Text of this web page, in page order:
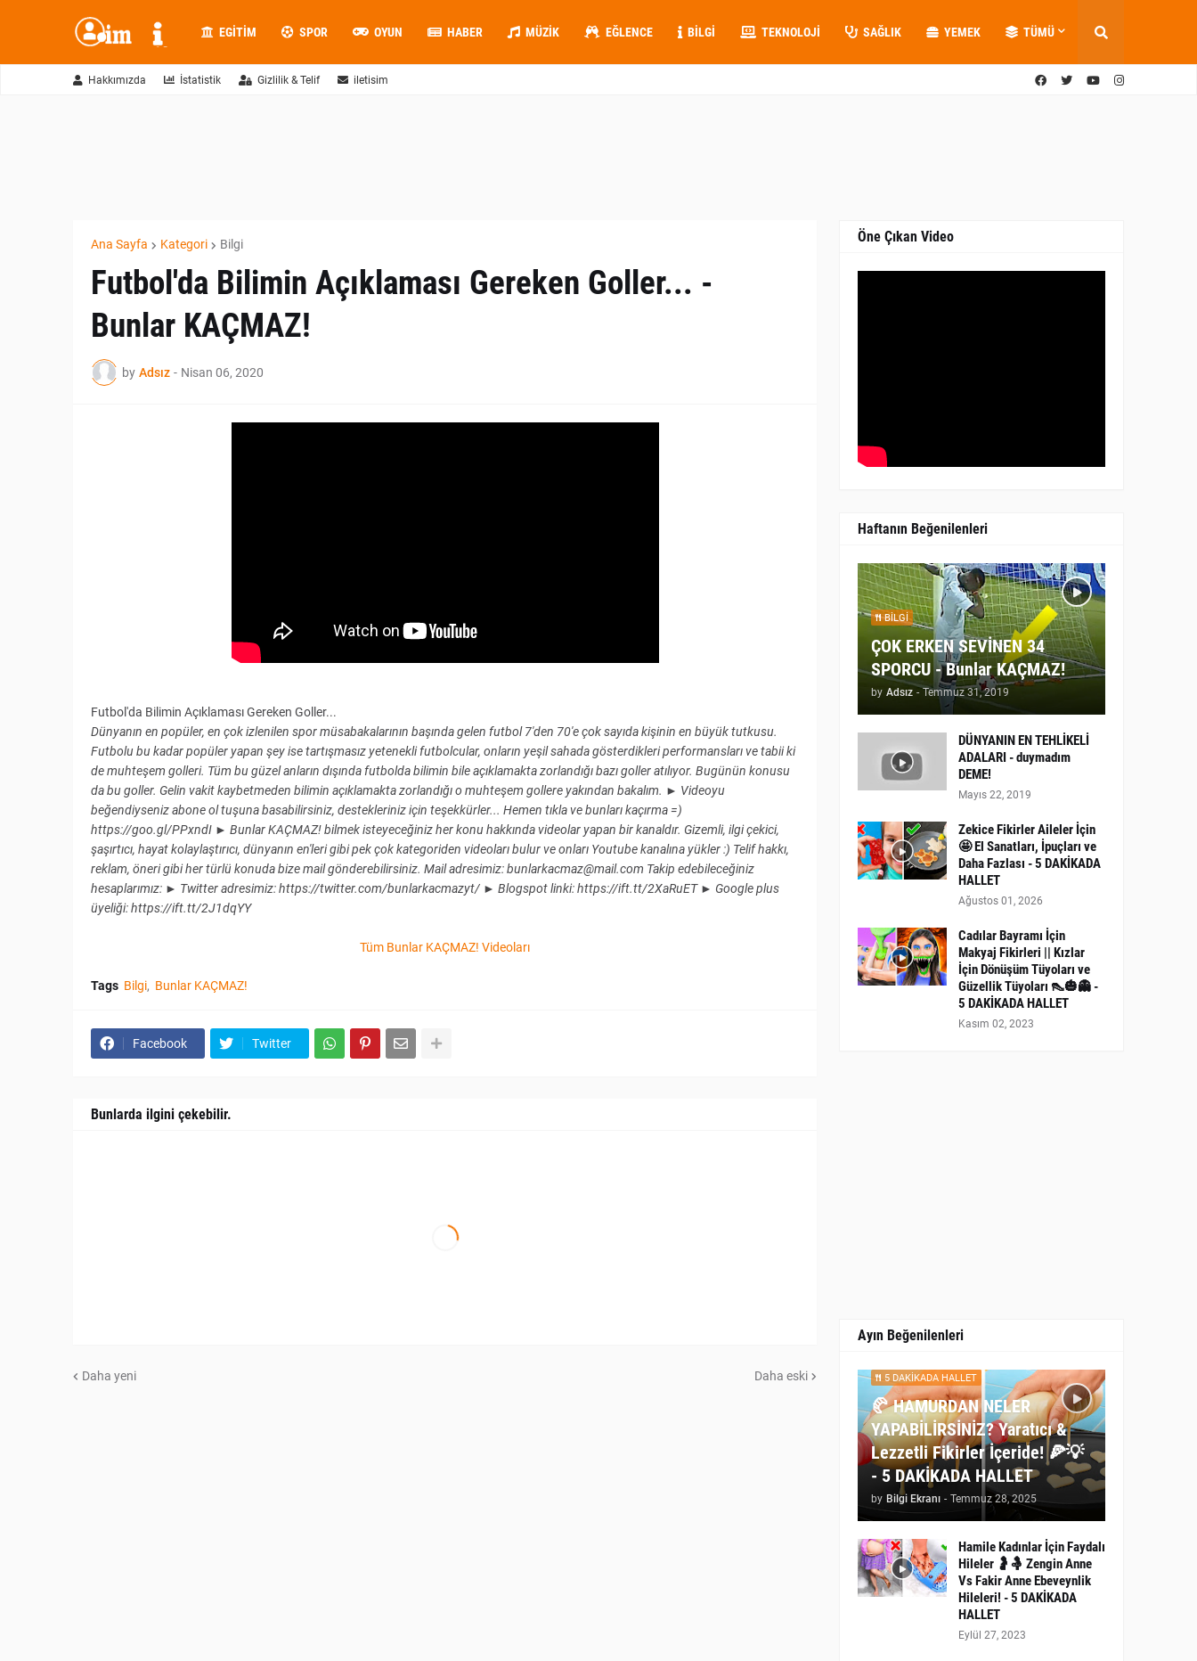
EGITIM SPOR OYUN HABER MÜZIK EĞLENCE BILGI TEKNOLOJI SAĞLIK YEMEK TÜMÜ
Hakkımızda İstatistik Gizlilik & Telif iletisim
Ana Sayfa Kategori Bilgi
Futbol'da Bilimin Açıklaması Gereken Goller... -
Bunlar KAÇMAZ!
by Adsız - Nisan 06, 2020
Futbol'da Bilimin Açıklaması Gereken Goller...
Dünyanın en popüler, en çok izlenilen spor müsabakalarının başında gelen futbol 7'den 70'e çok sayıda kişinin en büyük tutkusu.
Futbolu bu kadar popüler yapan şey ise tartışmasız yetenekli futbolcular, onların yeşil sahada gösterdikleri performansları ve tabii ki
de muhteşem golleri. Tüm bu güzel anların dışında futbolda bilimin bile açıklamakta zorlandığı bazı goller atılıyor. Bugünün konusu
da bu goller. Gelin vakit kaybetmeden bilimin açıklamakta zorlandığı o muhteşem gollere yakından bakalım. ► Videoyu
beğendiyseniz abone ol tuşuna basabilirsiniz, destekleriniz için teşekkürler... Hemen tıkla ve bunları kaçırma =)
https://goo.gl/PPxndI ► Bunlar KAÇMAZ! bilmek isteyeceğiniz her konu hakkında videolar yapan bir kanaldır. Gizemli, ilgi çekici,
şaşırtıcı, hayat kolaylaştırıcı, dünyanın en'leri gibi pek çok kategoriden videoları bulur ve onları Youtube kanalına yükler :) Telif hakkı,
reklam, öneri gibi her türlü konuda bize mail gönderebilirsiniz. Mail adresimiz: bunlarkacmaz@mail.com Takip edebileceğiniz
hesaplarımız: ► Twitter adresimiz: https://twitter.com/bunlarkacmazyt/ ► Blogspot linki: https://ift.tt/2XaRuET ► Google plus
üyeliği: https://ift.tt/2J1dqYY
Tüm Bunlar KAÇMAZ! Videoları
Tags Bilgi Bunlar KAÇMAZ!
Facebook Twitter
Bunlarda ilgini çekebilir.
Daha yeni Daha eski
Öne Çıkan Video
Haftanın Beğenilenleri
BILGI
ÇOK ERKEN SEVİNEN 34
SPORCU - Bunlar KAÇMAZ!
by Adsız - Temmuz 31, 2019
DÜNYANIN EN TEHLİKELİ
ADALARI - duymadım
DEME!
Mayıs 22, 2019
Zekice Fikirler Aileler İçin
🤩 El Sanatları, İpuçları ve
Daha Fazlası - 5 DAKİKADA
HALLET
Ağustos 01, 2026
Cadılar Bayramı İçin
Makyaj Fikirleri || Kızlar
İçin Dönüşüm Tüyoları ve
Güzellik Tüyoları 👠🎃👻 -
5 DAKİKADA HALLET
Kasım 02, 2023
Ayın Beğenilenleri
5 DAKİKADA HALLET
🥐 HAMURDAN NELER
YAPABİLİRSİNİZ? Yaratıcı &
Lezzetli Fikirler İçeride! 🍕💡
- 5 DAKİKADA HALLET
by Bilgi Ekranı - Temmuz 28, 2025
Hamile Kadınlar İçin Faydalı
Hileler 🤰🤱 Zengin Anne
Vs Fakir Anne Ebeveynlik
Hileleri! - 5 DAKİKADA
HALLET
Eylül 27, 2023